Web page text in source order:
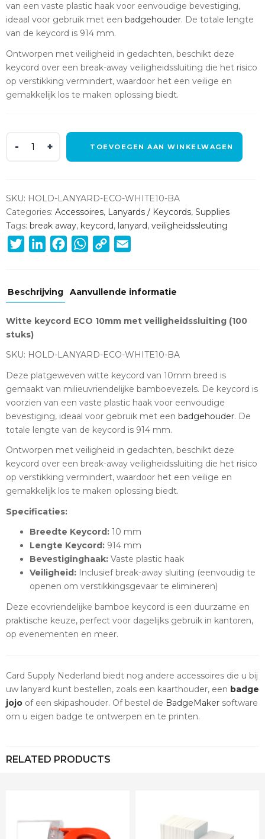
van een vaste plastic haak voor eenvoudige bevestiging,
ideaal voor gebruik met een badgehouder. De totale lengte
van de keycord is 914 mm.
Ontworpen met veiligheid in gedachten, beschikt deze
keycord over een break-away veiligheidssluiting die het risico
op verstikking vermindert, waardoor het een veilige en
gemakkelijk los te maken oplossing biedt.
keycord
met
veiligheidssluiting
(100
stuks)
quantity
TOEVOEGEN AAN WINKELWAGEN
SKU: HOLD-LANYARD-ECO-WHITE10-BA
Categories: Accessoires, Lanyards / Keycords, Supplies
Tags: break away, keycord, lanyard, veiligheidssleuting
TwitterLinkedInFacebookWhatsApp
Copy
Beschrijving Aanvullende informatie
Witte keycord ECO 10mm met veiligheidssluiting (100
stuks)
SKU: HOLD-LANYARD-ECO-WHITE10-BA
Deze platgeweven witte keycord van 10mm breed is
gemaakt van milieuvriendelijke bamboevezels. De keycord is
voorzien van een vaste plastic haak voor eenvoudige
bevestiging, ideaal voor gebruik met een badgehouder. De
totale lengte van de keycord is 914 mm.
Ontworpen met veiligheid in gedachten, beschikt deze
keycord over een break-away veiligheidssluiting die het risico
op verstikking vermindert, waardoor het een veilige en
gemakkelijk los te maken oplossing biedt.
Specificaties:
Breedte Keycord: 10 mm
Lengte Keycord: 914 mm
Bevestiginghaak: Vaste plastic haak
Veiligheid: Inclusief break-away sluiting (eenvoudig te
openen om verstikkingsgevaar te elimineren)
Deze ecovriendelijke bamboe keycord is een duurzame en
praktische keuze, perfect voor dagelijks gebruik in kantoren,
op evenementen en meer.
Card Supply Nederland biedt nog andere accessoires die u bij
uw lanyard kunt bestellen, zoals een kaarthouder, een badge
jojo of een skipashouder. Of bestel de BadgeMaker software
om u eigen badge te ontwerpen en te printen.
RELATED PRODUCTS